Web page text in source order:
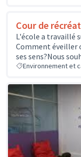
Cour de
L'école a travaillé
Comment éveiller
ses sens?Nous
Environnement et